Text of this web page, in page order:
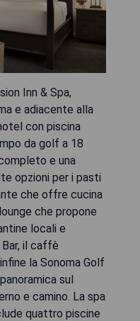
Inn & Spa,
e adiacente alla
con piscina
da golf a 18
e una
opzioni per i pasti
che offre cucina
che propone
locali e
il caffè
la Sonoma Golf
sul
e camino. La spa
quattro piscine